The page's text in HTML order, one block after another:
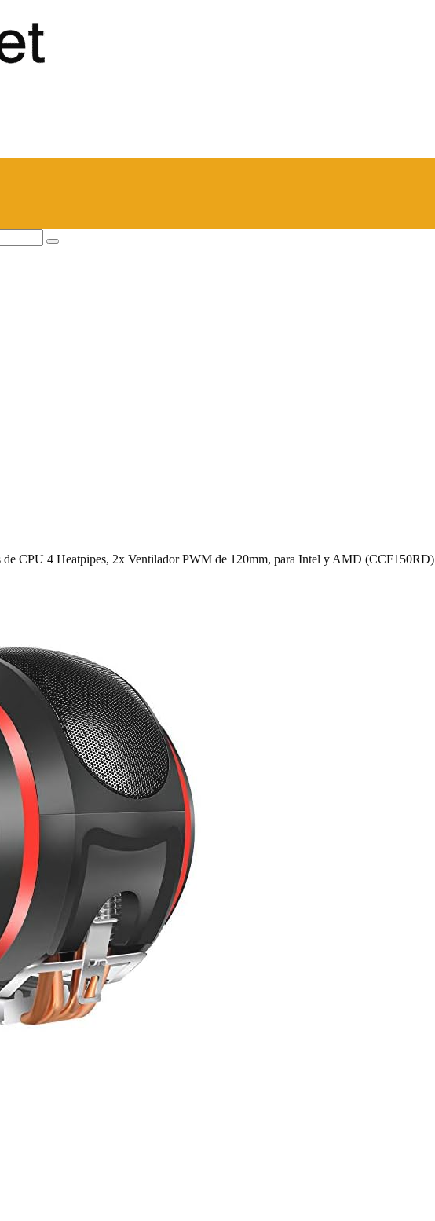
CPU 4 Heatpipes, 2x Ventilador PWM de 120mm, para Intel y AMD (CCF150RD)